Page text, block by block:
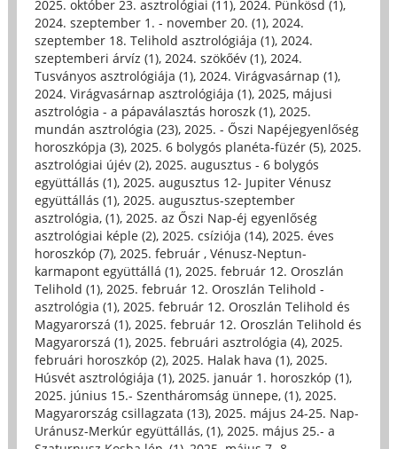
2025. október 23. asztrológiai (11), 2024. Pünkösd (1),
2024. szeptember 1. - november 20. (1), 2024.
szeptember 18. Telihold asztrológiája (1), 2024.
szeptemberi árvíz (1), 2024. szökőév (1), 2024.
Tusványos asztrológiája (1), 2024. Virágvasárnap (1),
2024. Virágvasárnap asztrológiája (1), 2025, májusi
asztrológia - a pápaválasztás horoszk (1), 2025.
mundán asztrológia (23), 2025. - Őszi Napéjegyenlőség
horoszkópja (3), 2025. 6 bolygós planéta-füzér (5), 2025.
asztrológiai újév (2), 2025. augusztus - 6 bolygós
együttállás (1), 2025. augusztus 12- Jupiter Vénusz
együttállás (1), 2025. augusztus-szeptember
asztrológia, (1), 2025. az Őszi Nap-éj egyenlőség
asztrológiai képle (2), 2025. csíziója (14), 2025. éves
horoszkóp (7), 2025. február , Vénusz-Neptun-
karmapont együttállá (1), 2025. február 12. Oroszlán
Telihold (1), 2025. február 12. Oroszlán Telihold -
asztrológia (1), 2025. február 12. Oroszlán Telihold és
Magyarorszá (1), 2025. február 12. Oroszlán Telihold és
Magyarorszá (1), 2025. februári asztrológia (4), 2025.
februári horoszkóp (2), 2025. Halak hava (1), 2025.
Húsvét asztrológiája (1), 2025. január 1. horoszkóp (1),
2025. június 15.- Szentháromság ünnepe, (1), 2025.
Magyarország csillagzata (13), 2025. május 24-25. Nap-
Uránusz-Merkúr együttállás, (1), 2025. május 25.- a